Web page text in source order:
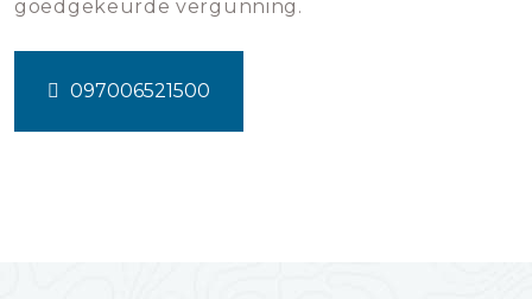
goedgekeurde vergunning.
097006521500